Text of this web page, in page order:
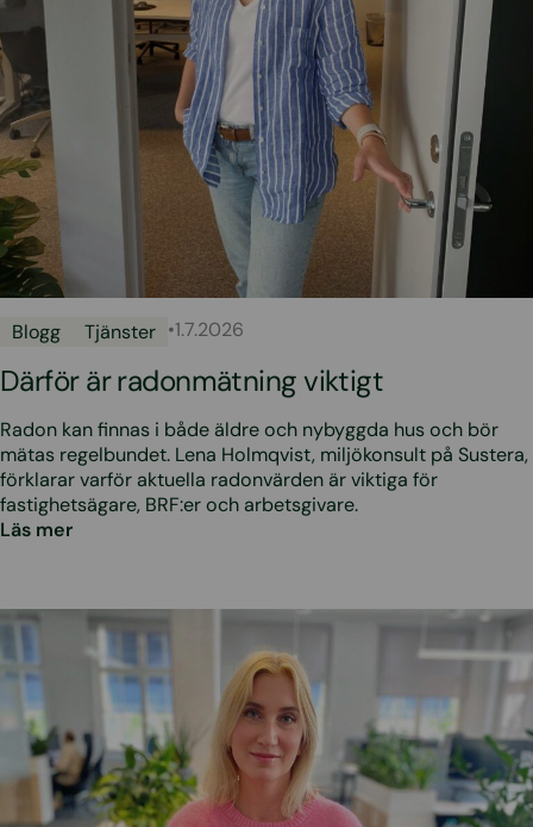
Blogg Tjänster •1.7.2026
Därför är radonmätning viktigt
Radon kan finnas i både äldre och nybyggda hus och bör
mätas regelbundet. Lena Holmqvist, miljökonsult på Sustera,
förklarar varför aktuella radonvärden är viktiga för
fastighetsägare, BRF:er och arbetsgivare.
Läs mer